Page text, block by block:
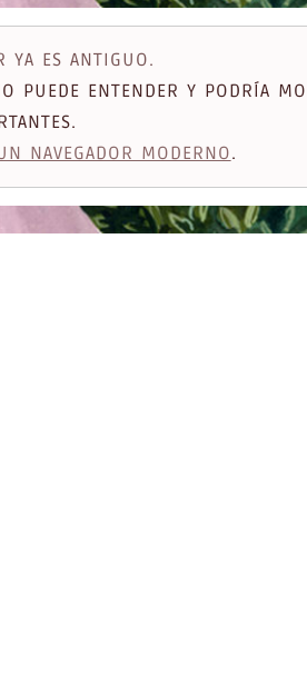
YA ES ANTIGUO.
ENTENDER Y PODRÍA
NAVEGADOR MODERNO.